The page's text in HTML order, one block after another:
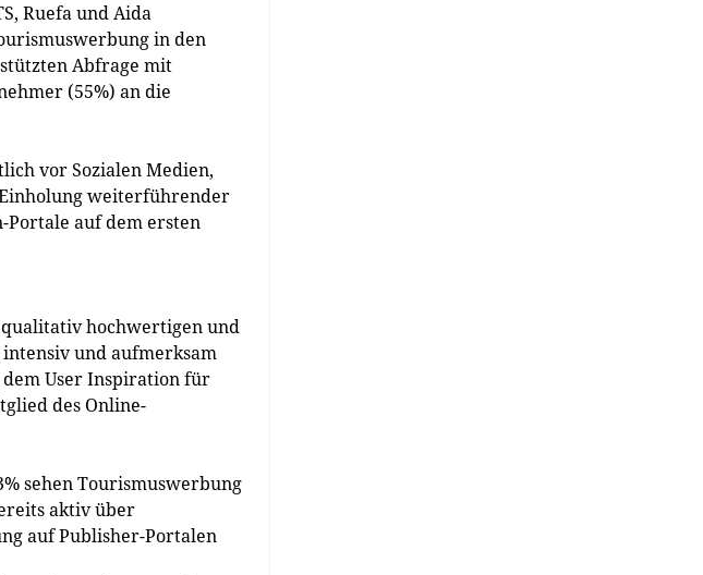
Ruefa und Aida
in den
Abfrage mit
(55%) an die
vor Sozialen Medien,
weiterführender
auf dem ersten
qualitativ hochwertigen und
und aufmerksam
User Inspiration für
des Online-
sehen Tourismuswerbung
aktiv über
auf Publisher-Portalen